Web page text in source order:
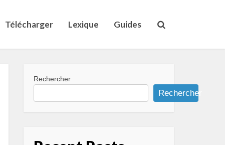
Télécharger Lexique Guides
Rechercher
Rechercher